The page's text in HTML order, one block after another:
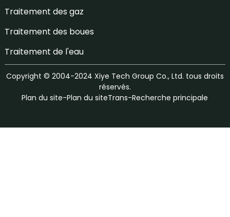
Traitement des gaz
Traitement des boues
Traitement de l'eau
Copyright © 2004-2024 Xiye Tech Group Co., Ltd. tous droits
réservés.
Plan du site-Plan du siteTrans-Recherche principale